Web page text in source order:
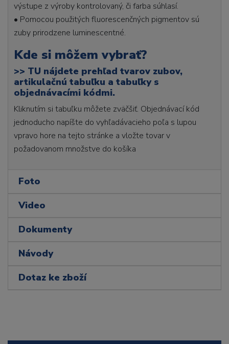
výstupe z výroby kontrolovaný, či farba súhlasí.
• Pomocou použitých fluorescenčných pigmentov sú
zuby prirodzene luminescentné.
Kde si môžem vybrať?
>> TU nájdete prehľad tvarov zubov,
artikulačnú tabuľku a tabuľky s
objednávacími kódmi.
Kliknutím si tabuľku môžete zväčšiť. Objednávací kód
jednoducho napíšte do vyhľadávacieho poľa s lupou
vpravo hore na tejto stránke a vložte tovar v
požadovanom množstve do košíka
Foto
Video
Dokumenty
Návody
Dotaz ke zboží